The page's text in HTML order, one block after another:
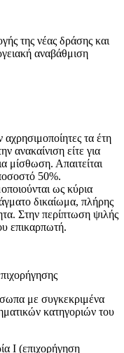
της νέας δράσης και
αναβάθμιση
αχρησιμοποίητες τα έτη
ανακαίνιση είτε για
μίσθωση. Απαιτείται
50%.
ως κύρια
δικαίωμα, πλήρης
Στην περίπτωση ψιλής
επικαρπωτή.
με συγκεκριμένα
κατηγοριών του
(επιχορήγηση